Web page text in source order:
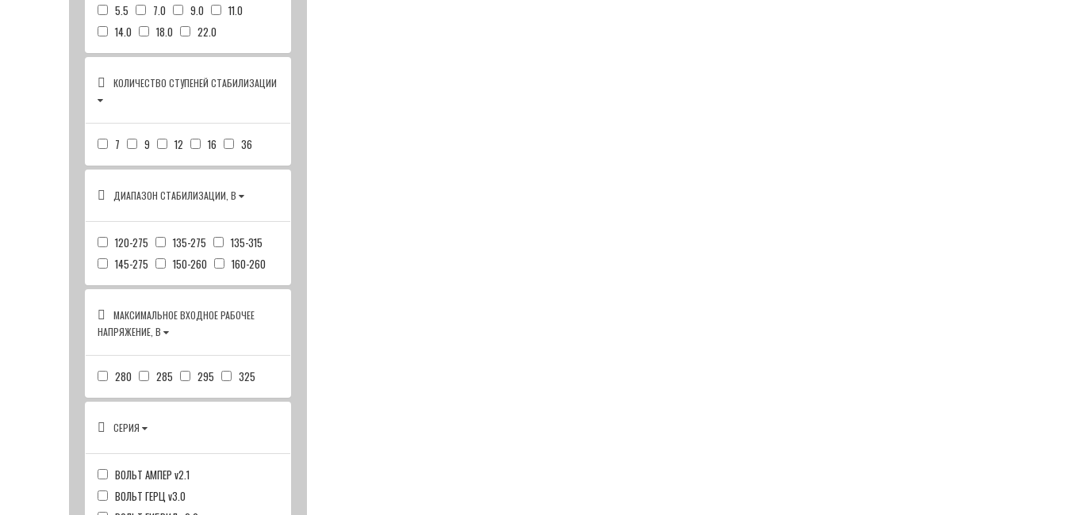
5.5 7.0 9.0
11.0
14.0
18.0 22.0
КОЛИЧЕСТВО СТУПЕНЕЙ СТАБИЛИЗАЦИИ
7 9 12 16 36
ДИАПАЗОН СТАБИЛИЗАЦИИ, В
120-275 135-275
135-315
145-275
150-260 160-260
МАКСИМАЛЬНОЕ ВХОДНОЕ РАБОЧЕЕ
НАПРЯЖЕНИЕ, В
280 285 295 325
СЕРИЯ
ВОЛЬТ АМПЕР v2.1
ВОЛЬТ ГЕРЦ v3.0